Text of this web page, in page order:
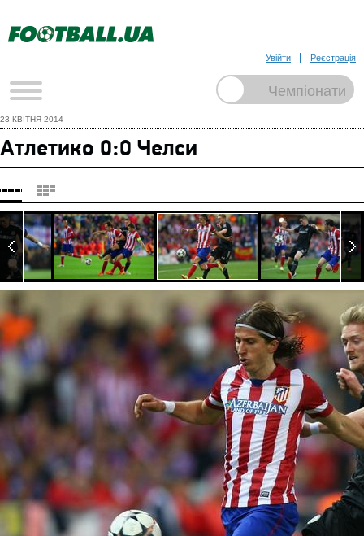
Увійти Реєстрація
23 КВІТНЯ 2014
Атлетико 0:0 Челси